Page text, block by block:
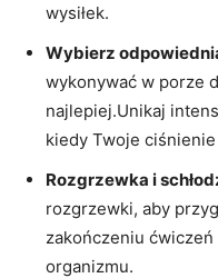
wysiłek.
Wybierz
wykonywać w porze
najlepiej.Unikaj
kiedy Twoje
Rozgrzewka i
rozgrzewki, aby
zakończeniu ćwiczeń
organizmu.